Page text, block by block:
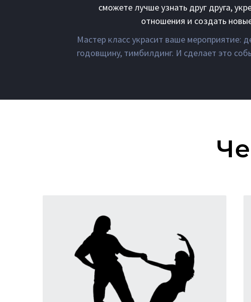
сможете лучше узнать друг друга,
отношения и создать
Мастер класс украсит ваше мероприятие:
годовщину, тимбилдинг. И сделает это
Очаровательный, синкопированный
латиноамериканский танец. Ча-ча-ча создает
веселую, беззаботную, дерзкую атмосферу.
Недавно было решено сократить название этого